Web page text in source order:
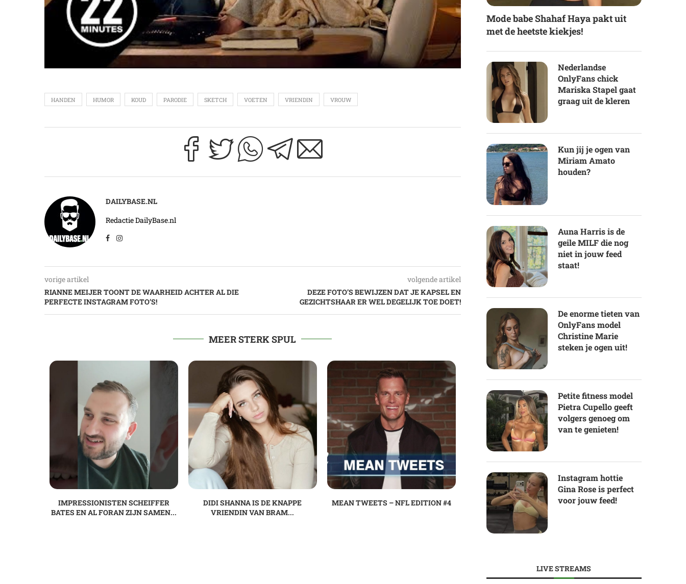
HANDEN HUMOR KOUD PARODIE SKETCH VOETEN VRIENDIN VROUW
DAILYBASE.NL
Redactie DailyBase.nl
vorige artikel
RIANNE MEIJER TOONT DE WAARHEID ACHTER AL DIE
PERFECTE INSTAGRAM FOTO’S!
volgende artikel
DEZE FOTO’S BEWIJZEN DAT JE KAPSEL EN
GEZICHTSHAAR ER WEL DEGELIJK TOE DOET!
MEER STERK SPUL
IMPRESSIONISTEN SCHEIFFER
BATES EN AL FORAN ZIJN SAMEN...
DIDI SHANNA IS DE KNAPPE
VRIENDIN VAN BRAM...
MEAN TWEETS – NFL EDITION #4
Mode babe Shahaf Haya pakt uit
met de heetste kiekjes!
Nederlandse
OnlyFans chick
Mariska Stapel gaat
graag uit de kleren
Kun jij je ogen van
Miriam Amato
houden?
Auna Harris is de
geile MILF die nog
niet in jouw feed
staat!
De enorme tieten van
OnlyFans model
Christine Marie
steken je ogen uit!
Petite fitness model
Pietra Cupello geeft
volgers genoeg om
van te genieten!
Instagram hottie
Gina Rose is perfect
voor jouw feed!
LIVE STREAMS